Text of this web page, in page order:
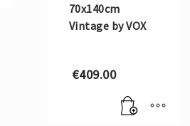
70x140cm
Vintage by VOX
€409.00